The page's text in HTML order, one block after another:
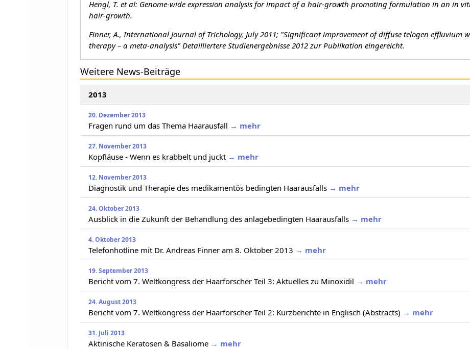
Hengl, T. et al: Genome-wide expression analysis for impact of a hair-growth promoting formulation in an in
hair-growth.
Finner, A., International Journal of Trichology, July 2011; "Significant improvement of diffuse telogen effluvium
therapy – a meta-analysis" Detailliertere Studienergebnisse 2012 zur Publikation eingereicht.
Weitere News-Beiträge
2013
20. Dezember 2013
Fragen rund um das Thema Haarausfall → mehr
27. November 2013
Kopfläuse - Wenn es krabbelt und juckt → mehr
12. November 2013
Diagnostik und Therapie des medikamentös bedingten Haarausfalls → mehr
24. Oktober 2013
Ausblick in die Zukunft der Behandlung des anlagebedingten Haarausfalls → mehr
4. Oktober 2013
Telefonhotline mit Dr. Andreas Finner am 8. Oktober 2013 → mehr
19. September 2013
Bericht vom 7. Weltkongress der Haarforscher Teil 3: Aktuelles zu Minoxidil → mehr
24. August 2013
Bericht vom 7. Weltkongress der Haarforscher Teil 2: Kurzberichte in Englisch (Abstracts) → mehr
31. Juli 2013
Aktinische Keratosen & Basaliome → mehr